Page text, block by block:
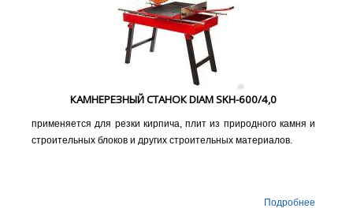
КАМНЕРЕЗНЫЙ СТАНОК DIAM SKH-600/4,0
применяется для резки кирпича, плит из природного камня и
строительных блоков и других строительных материалов.
Подробнее